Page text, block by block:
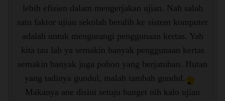
lebih efisien dalam mengerjakan ujian. Nah salah
satu faktor ujian sekolah beralih ke sistem komputer
adalah untuk mengurangi penggunaan kertas. Yah
kita tau lah ya semakin banyak penggunaan kertas
semakin banyak juga pohon yang berjatuhan. Hutan
yang tadinya gundul, malah tambah gundul.
Makanya ane disini setuju banget nih kalo ujian